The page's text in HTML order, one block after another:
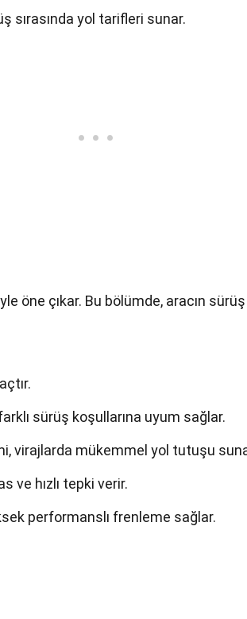
sırasında yol tarifleri sunar.
öne çıkar. Bu bölümde, aracın
sürüş koşullarına uyum sağlar.
virajlarda mükemmel yol tutuşu
ve hızlı tepki verir.
performanslı frenleme sağlar.